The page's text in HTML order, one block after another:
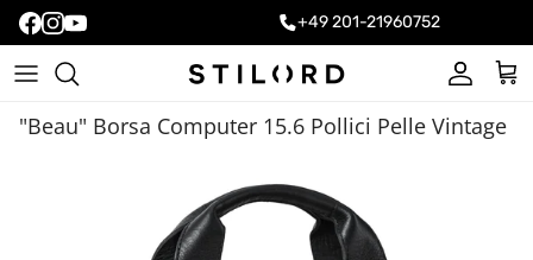
+49 201-21960752
Account
"Beau" Borsa Computer 15.6 Pollici Pelle Vintage